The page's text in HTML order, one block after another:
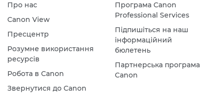
Про нас
Canon View
Пресцентр
Розумне використання
ресурсів
Робота в Canon
Звернутися до Canon
Програма Canon
Professional Services
Підпишіться на наш
інформаційний
бюлетень
Партнерська програма
Canon